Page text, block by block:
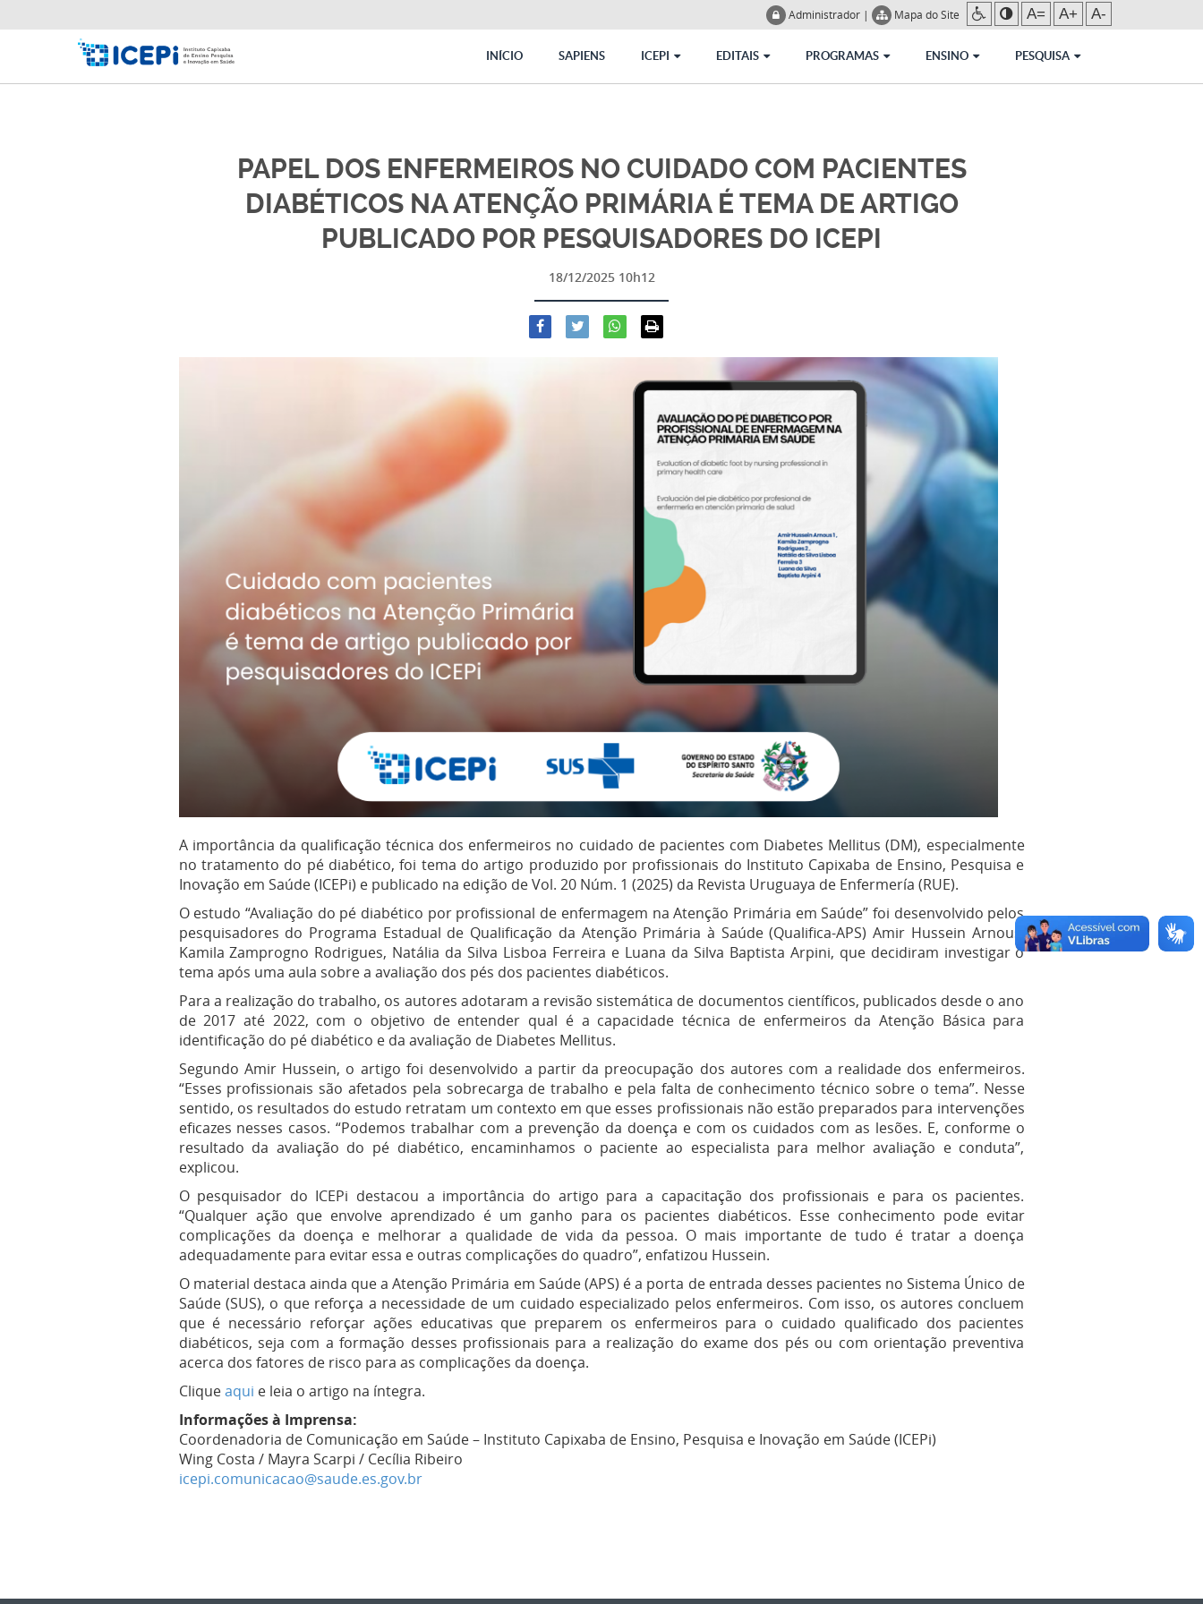
Administrador | Mapa do Site A= A+ A-
INÍCIO SAPIENS ICEPI EDITAIS PROGRAMAS ENSINO PESQUISA
PAPEL DOS ENFERMEIROS NO CUIDADO COM PACIENTES
DIABÉTICOS NA ATENÇÃO PRIMÁRIA É TEMA DE ARTIGO
PUBLICADO POR PESQUISADORES DO ICEPI
18/12/2025 10h12
A importância da qualificação técnica dos enfermeiros no cuidado de pacientes com Diabetes Mellitus (DM), especialmente
no tratamento do pé diabético, foi tema do artigo produzido por profissionais do Instituto Capixaba de Ensino, Pesquisa e
Inovação em Saúde (ICEPi) e publicado na edição de Vol. 20 Núm. 1 (2025) da Revista Uruguaya de Enfermería (RUE).
O estudo “Avaliação do pé diabético por profissional de enfermagem na Atenção Primária em Saúde” foi desenvolvido pelos
pesquisadores do Programa Estadual de Qualificação da Atenção Primária à Saúde (Qualifica-APS) Amir Hussein Arnous,
Kamila Zamprogno Rodrigues, Natália da Silva Lisboa Ferreira e Luana da Silva Baptista Arpini, que decidiram investigar o
tema após uma aula sobre a avaliação dos pés dos pacientes diabéticos.
Para a realização do trabalho, os autores adotaram a revisão sistemática de documentos científicos, publicados desde o ano
de 2017 até 2022, com o objetivo de entender qual é a capacidade técnica de enfermeiros da Atenção Básica para
identificação do pé diabético e da avaliação de Diabetes Mellitus.
Segundo Amir Hussein, o artigo foi desenvolvido a partir da preocupação dos autores com a realidade dos enfermeiros.
“Esses profissionais são afetados pela sobrecarga de trabalho e pela falta de conhecimento técnico sobre o tema”. Nesse
sentido, os resultados do estudo retratam um contexto em que esses profissionais não estão preparados para intervenções
eficazes nesses casos. “Podemos trabalhar com a prevenção da doença e com os cuidados com as lesões. E, conforme o
resultado da avaliação do pé diabético, encaminhamos o paciente ao especialista para melhor avaliação e conduta”,
explicou.
O pesquisador do ICEPi destacou a importância do artigo para a capacitação dos profissionais e para os pacientes.
“Qualquer ação que envolve aprendizado é um ganho para os pacientes diabéticos. Esse conhecimento pode evitar
complicações da doença e melhorar a qualidade de vida da pessoa. O mais importante de tudo é tratar a doença
adequadamente para evitar essa e outras complicações do quadro”, enfatizou Hussein.
O material destaca ainda que a Atenção Primária em Saúde (APS) é a porta de entrada desses pacientes no Sistema Único de
Saúde (SUS), o que reforça a necessidade de um cuidado especializado pelos enfermeiros. Com isso, os autores concluem
que é necessário reforçar ações educativas que preparem os enfermeiros para o cuidado qualificado dos pacientes
diabéticos, seja com a formação desses profissionais para a realização do exame dos pés ou com orientação preventiva
acerca dos fatores de risco para as complicações da doença.
Cliqueaqui e leia o artigo na íntegra.
Informações à Imprensa:
Coordenadoria de Comunicação em Saúde – Instituto Capixaba de Ensino, Pesquisa e Inovação em Saúde (ICEPi)
Wing Costa / Mayra Scarpi / Cecília Ribeiro
icepi.comunicacao@saude.es.gov.br